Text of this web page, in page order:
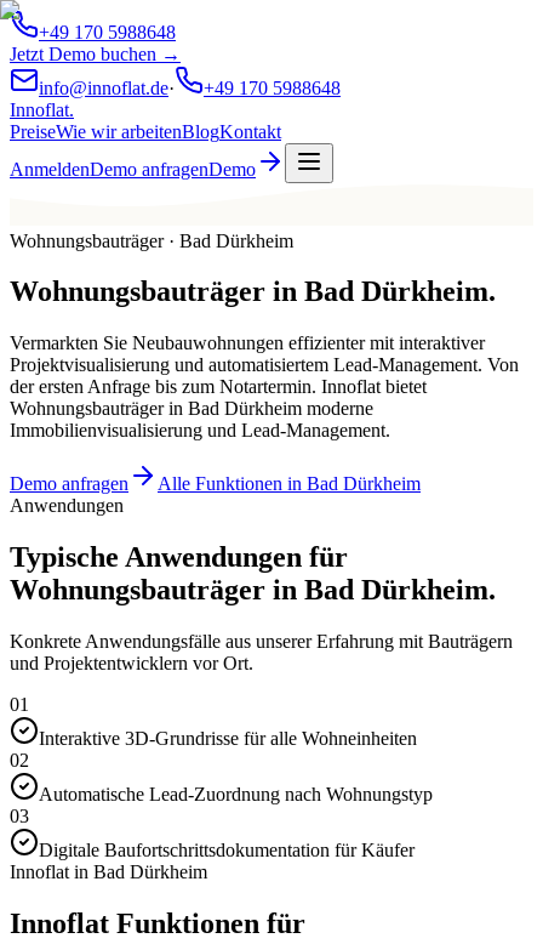
+49 170 5988648
Jetzt Demo buchen →
info@innoflat.de·
+49 170 5988648
Innoflat.
PreiseWie wir arbeitenBlogKontakt
AnmeldenDemo anfragenDemo
Wohnungsbauträger · Bad Dürkheim
Wohnungsbauträger in Bad Dürkheim.
Vermarkten Sie Neubauwohnungen effizienter mit interaktiver
Projektvisualisierung und automatisiertem Lead-Management. Von
der ersten Anfrage bis zum Notartermin. Innoflat bietet
Wohnungsbauträger in Bad Dürkheim moderne
Immobilienvisualisierung und Lead-Management.
Demo anfragen
Alle Funktionen in Bad Dürkheim
Anwendungen
Typische Anwendungen für
Wohnungsbauträger in Bad Dürkheim.
Konkrete Anwendungsfälle aus unserer Erfahrung mit Bauträgern
und Projektentwicklern vor Ort.
01
Interaktive 3D-Grundrisse für alle Wohneinheiten
02
Automatische Lead-Zuordnung nach Wohnungstyp
03
Digitale Baufortschrittsdokumentation für Käufer
Innoflat in Bad Dürkheim
Innoflat Funktionen für